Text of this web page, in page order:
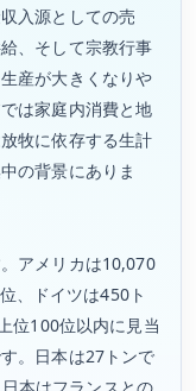
入源としての売
、そして宗教行事
産が大きくなりや
は家庭内消費と地
牧に依存する生計
の背景にありま
アメリカは10,070
、ドイツは450ト
位100位以内に見当
。日本は27トンで